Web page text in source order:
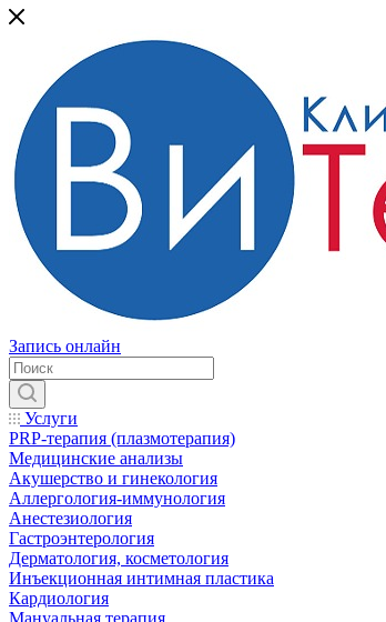
Запись онлайн
Услуги
PRP-терапия (плазмотерапия)
Медицинские анализы
Акушерство и гинекология
Аллергология-иммунология
Анестезиология
Гастроэнтерология
Дерматология, косметология
Инъекционная интимная пластика
Кардиология
Мануальная терапия